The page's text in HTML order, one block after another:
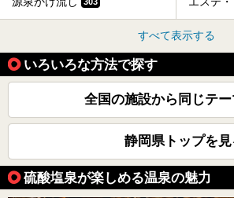
すべて表示する
いろいろな方法で探す
全国の施設から同じテ
静岡県トップを見
硫酸塩泉が楽しめる温泉の魅力